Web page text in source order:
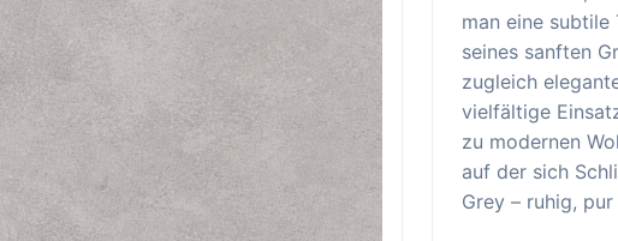
man eine subtile
seines sanften
zugleich
vielfältige
zu modernen
auf der sich
Grey – ruhig,